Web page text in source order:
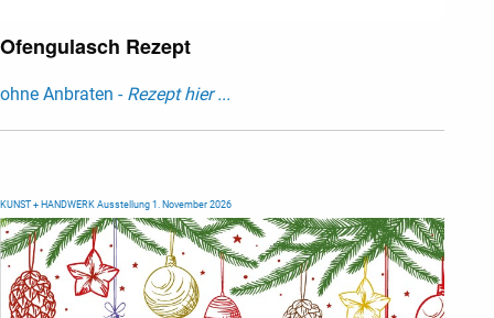
Ofengulasch Rezept
ohne Anbraten - Rezept hier ...
KUNST + HANDWERK Ausstellung 1. November 2026